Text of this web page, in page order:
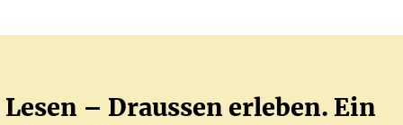
– Draussen erleben. Ein